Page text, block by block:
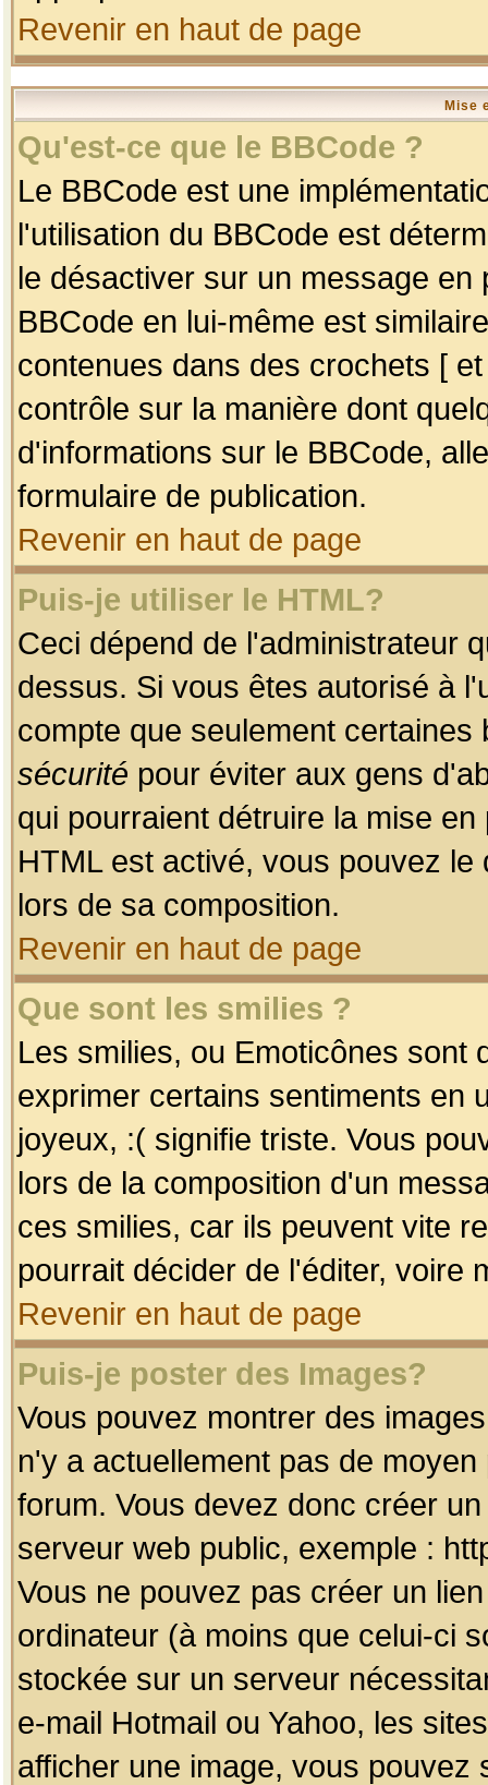
Revenir en haut de page
Mise
Qu'est-ce que le BBCode ?
Le BBCode est une
l'utilisation du BBCode est
le désactiver sur un message
BBCode en lui-même est
contenues dans des crochets [
contrôle sur la manière dont
d'informations sur le BBCode,
formulaire de publication.
Revenir en haut de page
Puis-je utiliser le HTML?
Ceci dépend de l'administrateur
dessus. Si vous êtes autorisé à
compte que seulement
sécurité pour éviter aux gens
qui pourraient détruire la mise
HTML est activé, vous pouvez
lors de sa composition.
Revenir en haut de page
Que sont les smilies ?
Les smilies, ou Emoticônes sont
exprimer certains sentiments en
joyeux, :( signifie triste. Vous
lors de la composition d'un
ces smilies, car ils peuvent vite
pourrait décider de l'éditer, voire
Revenir en haut de page
Puis-je poster des Images?
Vous pouvez montrer des
n'y a actuellement pas de
forum. Vous devez donc créer
serveur web public, exemple :
Vous ne pouvez pas créer un
ordinateur (à moins que celui-ci
stockée sur un serveur
e-mail Hotmail ou Yahoo, les
afficher une image, vous pouvez